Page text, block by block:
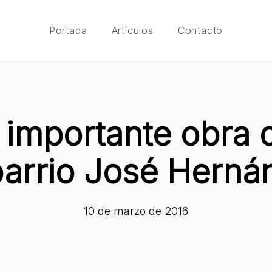
Portada Artículos Contacto
importante obra
José
10 de marzo de 2016